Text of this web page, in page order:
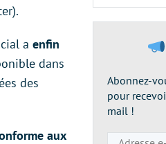
a enfin
dans
des
aux
Abonnez-
pour
mail !